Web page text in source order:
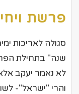
פרשת ויחי
סגולה לאריכות
שנה" בתחילת
לא נאמר יעקב
והרי "ישראל"-